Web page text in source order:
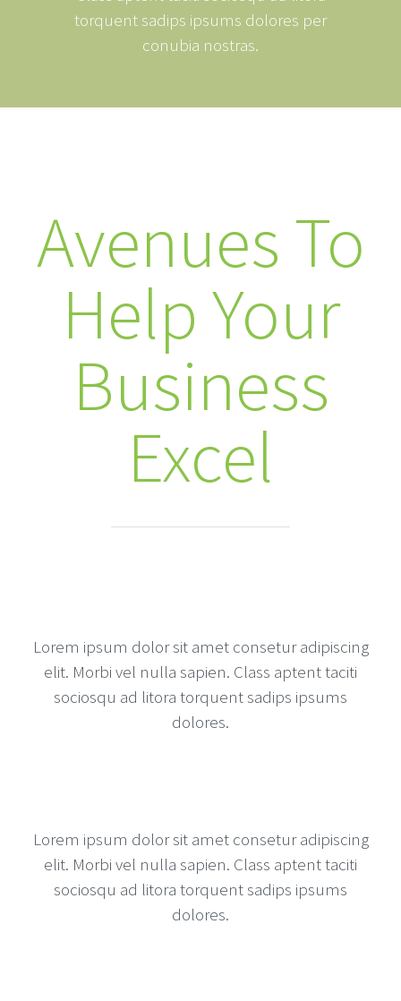
torquent sadips ipsums dolores per
conubia nostras.
Avenues To
Help Your
Business
Excel
Lorem ipsum dolor sit amet consetur adipiscing
elit. Morbi vel nulla sapien. Class aptent taciti
sociosqu ad litora torquent sadips ipsums
dolores.
Lorem ipsum dolor sit amet consetur adipiscing
elit. Morbi vel nulla sapien. Class aptent taciti
sociosqu ad litora torquent sadips ipsums
dolores.